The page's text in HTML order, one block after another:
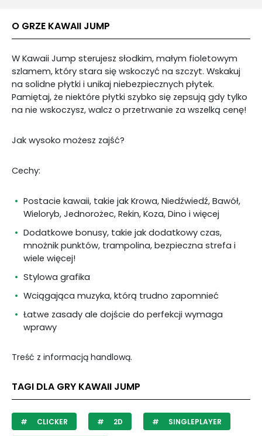
O GRZE KAWAII JUMP
W Kawaii Jump sterujesz słodkim, małym fioletowym
szlamem, który stara się wskoczyć na szczyt. Wskakuj
na solidne płytki i unikaj niebezpiecznych płytek.
Pamiętaj, że niektóre płytki szybko się zepsują gdy tylko
na nie wskoczysz, walcz o przetrwanie za wszelką cenę!
Jak wysoko możesz zajść?
Cechy:
Postacie kawaii, takie jak Krowa, Niedźwiedź, Bawół,
Wieloryb, Jednorożec, Rekin, Koza, Dino i więcej
Dodatkowe bonusy, takie jak dodatkowy czas,
mnożnik punktów, trampolina, bezpieczna strefa i
wiele więcej!
Stylowa grafika
Wciągająca muzyka, którą trudno zapomnieć
Łatwe zasady ale dojście do perfekcji wymaga
wprawy
Treść z informacją handlową.
TAGI DLA GRY KAWAII JUMP
CLICKER 2D SINGLEPLAYER